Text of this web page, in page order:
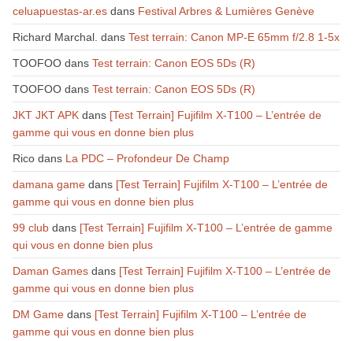
celuapuestas-ar.esdans Festival Arbres & Lumières Genève
Richard Marchal. dans Test terrain: Canon MP-E 65mm f/2.8 1-5x
TOOFOOdans Test terrain: Canon EOS 5Ds (R)
TOOFOOdans Test terrain: Canon EOS 5Ds (R)
JKT JKT APKdans [Test Terrain] Fujifilm X-T100 – L’entrée de
gamme qui vous en donne bien plus
Ricodans La PDC – Profondeur De Champ
damana gamedans [Test Terrain] Fujifilm X-T100 – L’entrée de
gamme qui vous en donne bien plus
99 clubdans [Test Terrain] Fujifilm X-T100 – L’entrée de gamme
qui vous en donne bien plus
Daman Gamesdans [Test Terrain] Fujifilm X-T100 – L’entrée de
gamme qui vous en donne bien plus
DM Gamedans [Test Terrain] Fujifilm X-T100 – L’entrée de
gamme qui vous en donne bien plus